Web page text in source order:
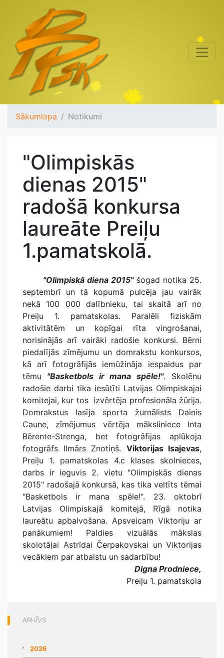
Sākumlapa Notikumi
"Olimpiskās
dienas 2015"
radošā konkursa
laureāte Preiļu
1.pamatskolā.
"Olimpiskā diena 2015"šogad notika 25.
septembrī un tā kopumā pulcēja jau vairāk
nekā 100 000 dalībnieku, tai skaitā arī no
Preiļu 1. pamatskolas. Paralēli fiziskām
aktivitātēm un kopīgai rīta vingrošanai,
norisinājās arī vairāki radošie konkursi. Bērni
piedalījās zīmējumu un domrakstu konkursos,
kā arī fotogrāfijās iemūžināja iespaidus par
tēmu "Basketbols ir mana spēle!". Skolēnu
radošie darbi tika iesūtīti Latvijas Olimpiskajai
komitejai, kur tos izvērtēja profesionāla žūrija.
Domrakstus lasīja sporta žurnālists Dainis
Caune, zīmējumus vērtēja māksliniece Inta
Bērente-Strenga, bet fotogrāfijas aplūkoja
fotogrāfs Ilmārs Znotiņš. Viktorijas Isajevas,
Preiļu 1. pamatskolas 4.c klases skolnieces,
darbs ir ieguvis 2. vietu "Olimpiskās dienas
2015" radošajā konkursā, kas tika veltīts tēmai
"Basketbols ir mana spēle!". 23. oktobrī
Latvijas Olimpiskajā komitejā, Rīgā notika
laureātu apbalvošana. Apsveicam Viktoriju ar
panākumiem! Paldies vizuālās mākslas
skolotājai Astrīdai Čerpakovskai un Viktorijas
vecākiem par atbalstu un sadarbību!
Digna Prodniece,
Preiļu 1. pamatskola
ARHĪVS
2026